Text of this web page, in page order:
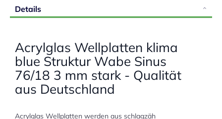
Details
Acrylglas Wellplatten klima
blue Struktur Wabe Sinus
76/18 3 mm stark - Qualität
aus Deutschland
Acrylglas Wellplatten werden aus schlagzäh